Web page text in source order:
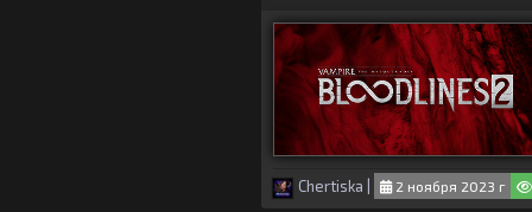
Chertiska 2 ноября 2023 г